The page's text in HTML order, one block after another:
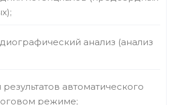
анализ (анализ
автоматического
режиме;